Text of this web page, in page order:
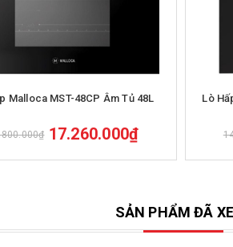
Malloca MST-48CP Âm Tủ 48L
17.260.000₫
Lò
SẢN PHẨM ĐÃ